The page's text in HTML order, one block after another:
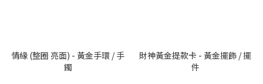
情緣 (整圈 亮面) - 黃金手環 / 手
鐲
財神黃金提款卡 - 黃金擺飾 / 擺
件